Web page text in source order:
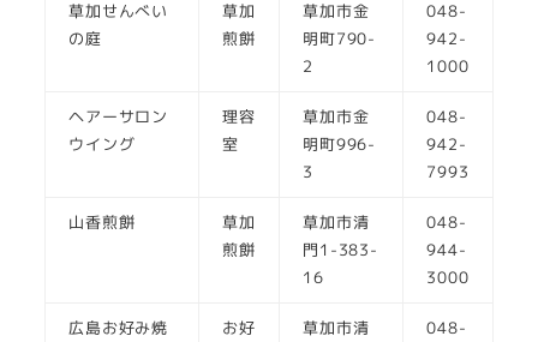
草加せんべい
の庭
草加
煎餅
草加市金
明町790-
2
048-
942-
1000
ヘアーサロン
ウイング
理容
室
草加市金
明町996-
3
048-
942-
7993
山香煎餅
草加
煎餅
草加市清
門1-383-
16
048-
944-
3000
広島お好み焼
お好
草加市清
048-